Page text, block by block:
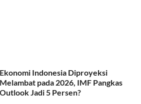
Ekonomi Indonesia Diproyeksi
Melambat pada 2026, IMF Pangkas
Outlook Jadi 5 Persen?